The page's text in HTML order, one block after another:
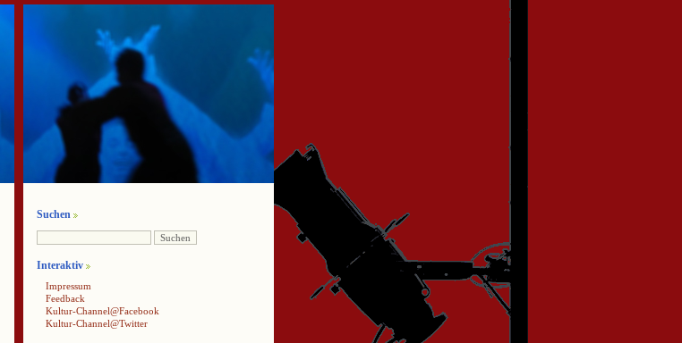
Suchen
Interaktiv
Impressum
Feedback
Kultur-Channel@Facebook
Kultur-Channel@Twitter